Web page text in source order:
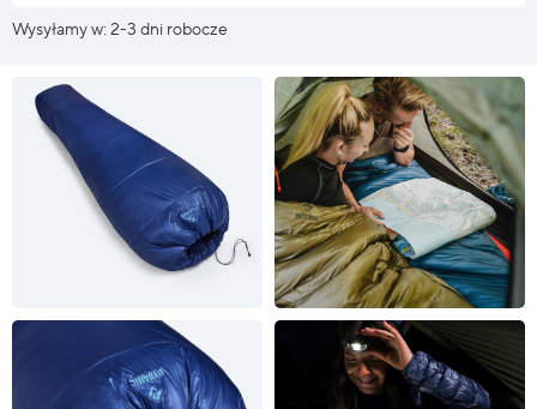
Wysyłamy w: 2-3 dni robocze